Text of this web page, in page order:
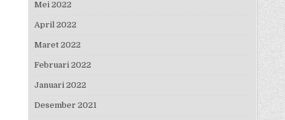
Mei 2022
April 2022
Maret 2022
Februari 2022
Januari 2022
Desember 2021